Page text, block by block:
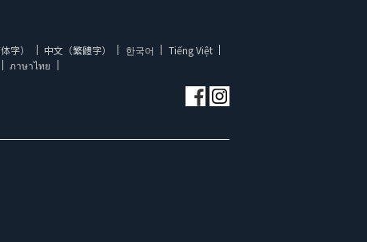
字） 中文（繁體字） 한국어
Tiếng Việt
ภาษาไทย